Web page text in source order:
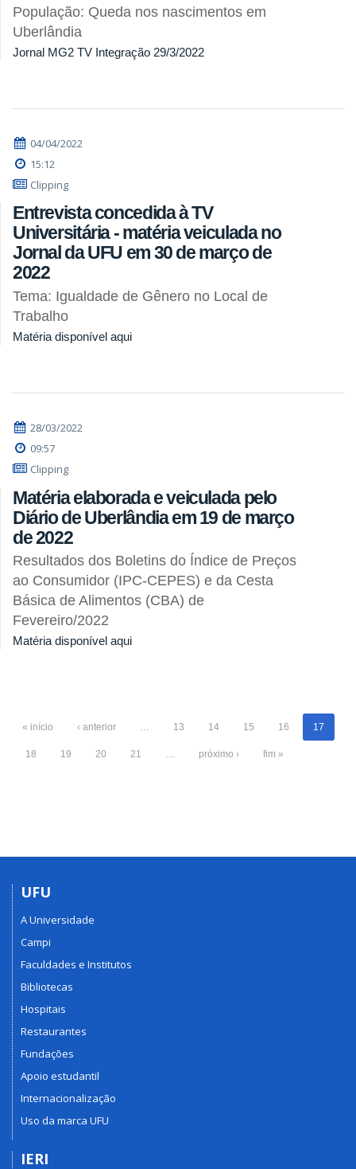
População: Queda nos nascimentos em
Uberlândia
Jornal MG2 TV Integração 29/3/2022
04/04/2022
15:12
Clipping
Entrevista concedida à TV
Universitária - matéria veiculada no
Jornal da UFU em 30 de março de
2022
Tema: Igualdade de Gênero no Local de
Trabalho
Matéria disponível aqui
28/03/2022
09:57
Clipping
Matéria elaborada e veiculada pelo
Diário de Uberlândia em 19 de março
de 2022
Resultados dos Boletins do Índice de Preços
ao Consumidor (IPC-CEPES) e da Cesta
Básica de Alimentos (CBA) de
Fevereiro/2022
Matéria disponível aqui
« início ‹ anterior … 13 14 15 16 17
18 19 20 21 … próximo › fim »
UFU
A Universidade
Campi
Faculdades e Institutos
Bibliotecas
Hospitais
Restaurantes
Fundações
Apoio estudantil
Internacionalização
Uso da marca UFU
IERI